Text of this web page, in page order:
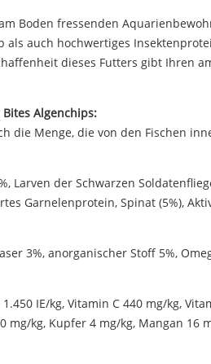
Boden fressenden
auch hochwertiges
dieses Futters gibt Ihren
Algenchips:
die Menge, die von den Fischen
Larven der Schwarzen
Garnelenprotein, Spinat (5%),
3%, anorganischer Stoff 5%,
IE/kg, Vitamin C 440 mg/kg,
mg/kg, Kupfer 4 mg/kg, Mangan